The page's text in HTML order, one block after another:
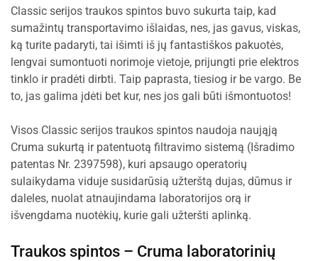
Classic serijos traukos spintos buvo sukurta taip, kad
sumažintų transportavimo išlaidas, nes, jas gavus, viskas,
ką turite padaryti, tai išimti iš jų fantastiškos pakuotės,
lengvai sumontuoti norimoje vietoje, prijungti prie elektros
tinklo ir pradėti dirbti. Taip paprasta, tiesiog ir be vargo. Be
to, jas galima įdėti bet kur, nes jos gali būti išmontuotos!
Visos Classic serijos traukos spintos naudoja naująją
Cruma sukurtą ir patentuotą filtravimo sistemą (Išradimo
patentas Nr. 2397598), kuri apsaugo operatorių
sulaikydama viduje susidarūsią užterštą dujas, dūmus ir
daleles, nuolat atnaujindama laboratorijos orą ir
išvengdama nuotėkių, kurie gali užteršti aplinką.
Traukos spintos – Cruma laboratorinių